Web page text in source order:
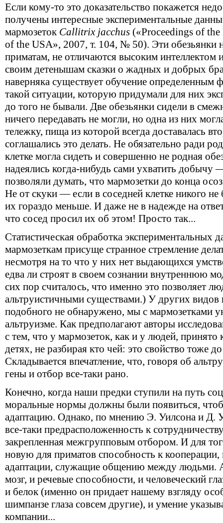
Если кому-то это доказательство покажется
получены интересные экспериментальные
мармозеток Callitrix jacchus («Proceedings of
of the USA», 2007, т. 104, № 50). Эти обезьянки
приматам, не отличаются высоким интеллектом
своим детенышам сказки о жадных и добрых
наверняка существует обучение определенным
такой ситуации, которую придумали для них
до того не бывали. Две обезьянки сидели в
ничего передавать не могли, но одна из них
тележку, пища из которой всегда доставалась
соглашались это делать. Не обязательно ради
клетке могла сидеть и совершенно не родная
надеялись когда-нибудь сами ухватить
позволяли думать, что мармозетки до конца
Не от скуки — если в соседней клетке никого не
их гораздо меньше. И даже не в надежде на
что сосед просил их об этом! Просто так...
Статистическая обработка экспериментальных
мармозеткам присуще странное стремление
несмотря на то что у них нет выдающихся
едва ли строят в своем сознании внутреннюю
сих пор считалось, что именно это позволяет
альтруистичными существами.) У других видов
подобного не обнаружено, мы с мармозетками
альтруизме. Как предполагают авторы
с тем, что у мармозеток, как и у людей, принято
детях, не разбирая кто чей: это свойство тоже
Складывается впечатление, что, говоря об
гены и отбор все-таки рано.
Конечно, когда наши предки ступили на путь
моральные нормы должны были появиться,
адаптацию. Однако, по мнению Э. Уилсона и Д.
все-таки предрасположенность к
закрепленная межгрупповым отбором. И для
новую для приматов способность к кооперации,
адаптации, служащие общению между людьми.
мозг, и речевые способности, и человеческий
и белок (именно он придает нашему взгляду
шимпанзе глаза совсем другие), и умение
компании...